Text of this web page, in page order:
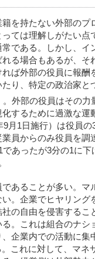
を持たない外部の
ては理解しがたい
である。しかし、
る場合もあるが、
ば外部の役員に報
り、特定の政治家
。外部の役員はその
するために過激な
月1日施行）は役員
員からのみ役員を調
あったが3分の1に
あることが多い。
。企業でヒヤリン
の自由を侵害する
。これは組合のナ
企業内での活動に集
これに対して、マ